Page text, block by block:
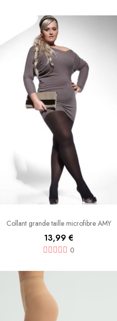
Collant grande taille microfibre AMY
13,99 €
0